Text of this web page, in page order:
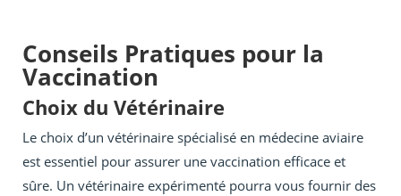
Conseils Pratiques pour la
Vaccination
Choix du Vétérinaire
Le choix d’un vétérinaire spécialisé en médecine aviaire
est essentiel pour assurer une vaccination efficace et
sûre. Un vétérinaire expérimenté pourra vous fournir des